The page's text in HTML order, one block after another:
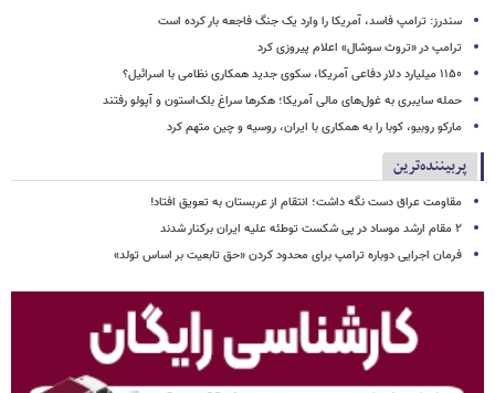
سندرز: ترامپ فاسد، آمریکا را وارد یک جنگ فاجعه بار کرده است
ترامپ در «تروث سوشال» اعلام پیروزی کرد
۱۱۵۰ میلیارد دلار دفاعی آمریکا، سکوی جدید همکاری نظامی با اسرائیل؟
حمله سایبری به غول‌های مالی آمریکا؛ هکرها سراغ بلک‌استون و آپولو رفتند
مارکو روبیو، کوبا را به همکاری با ایران، روسیه و چین متهم کرد
پربیننده‌ترین
مقاومت عراق دست نگه داشت؛ انتقام از عربستان به تعویق افتاد!
۲ مقام‌ ارشد موساد در پی شکست توطئه علیه ایران برکنار شدند
فرمان اجرایی دوباره ترامپ برای محدود کردن «حق تابعیت بر اساس تولد»